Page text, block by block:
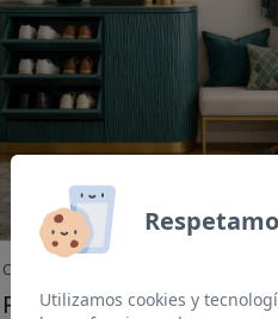
Sin
COVERWOOD
Revestimiento Flexible
Utilizamos cookies y